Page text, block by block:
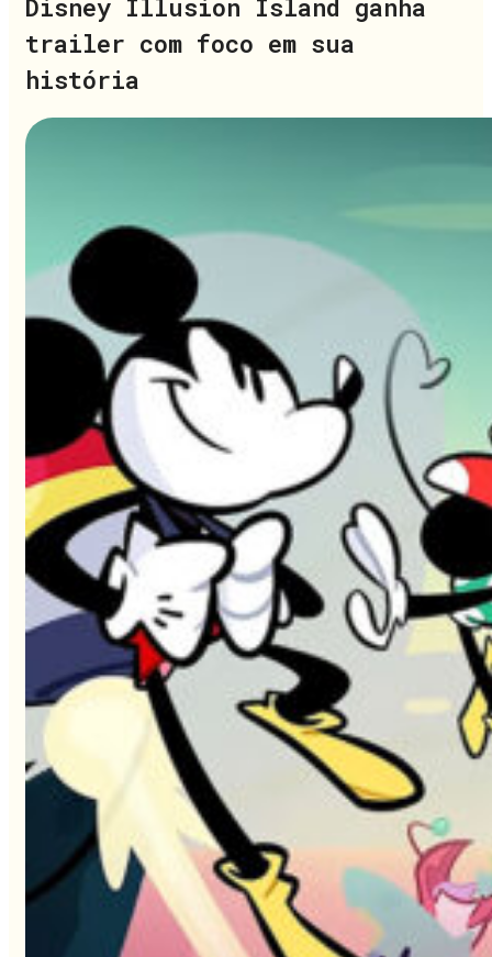
Disney Illusion Island ganha
trailer com foco em sua
história